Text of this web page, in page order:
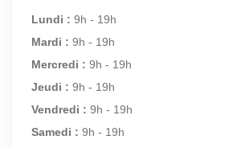
Lundi : 9h - 19h
Mardi : 9h - 19h
Mercredi : 9h - 19h
Jeudi : 9h - 19h
Vendredi : 9h - 19h
Samedi : 9h - 19h